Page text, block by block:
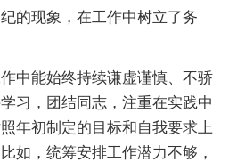
的现象，在工作中树立了务
能始终持续谦虚谨慎、不骄
习，团结同志，注重在实践中
年初制定的目标和自我要求上
如，统筹安排工作潜力不够，